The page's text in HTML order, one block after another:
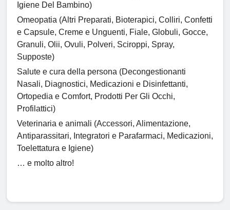
Igiene Del Bambino)
Omeopatia (Altri Preparati, Bioterapici, Colliri, Confetti
e Capsule, Creme e Unguenti, Fiale, Globuli, Gocce,
Granuli, Olii, Ovuli, Polveri, Sciroppi, Spray,
Supposte)
Salute e cura della persona (Decongestionanti
Nasali, Diagnostici, Medicazioni e Disinfettanti,
Ortopedia e Comfort, Prodotti Per Gli Occhi,
Profilattici)
Veterinaria e animali (Accessori, Alimentazione,
Antiparassitari, Integratori e Parafarmaci, Medicazioni,
Toelettatura e Igiene)
… e molto altro!